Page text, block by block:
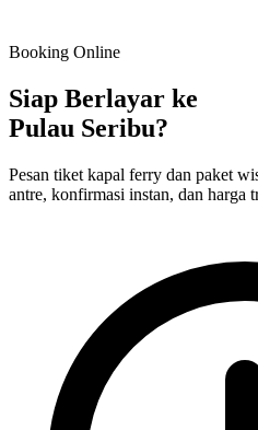
Booking Online
Siap Berlayar ke
Pulau Seribu?
Pesan tiket kapal ferry dan paket
antre, konfirmasi instan, dan harga